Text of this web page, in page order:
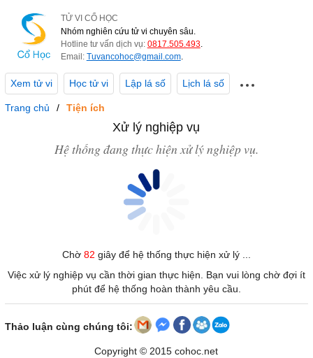
TỬ VI CỔ HỌC
Nhóm nghiên cứu tử vi chuyên sâu.
Hotline tư vấn dịch vụ: 0817.505.493.
Email: Tuvancohoc@gmail.com.
Xem tử vi Học tử vi Lập lá số Lịch lá số
Trang chủ Tiện ích
Xử lý nghiệp vụ
Hệ thống đang thực hiện xử lý nghiệp vụ.
Chờ 82 giây để hệ thống thực hiện xử lý ...
Việc xử lý nghiệp vụ cần thời gian thực hiện. Bạn vui lòng chờ đợi ít
phút để hệ thống hoàn thành yêu cầu.
Thảo luận cùng chúng tôi:
Copyright © 2015 cohoc.net